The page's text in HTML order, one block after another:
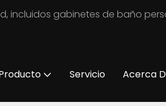
incluidos gabinetes de baño
Servicio Acerca